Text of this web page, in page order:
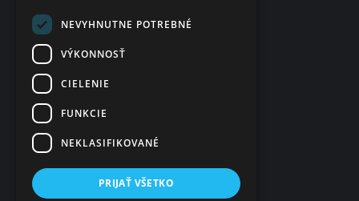
IČO
48 322 989
2120135028
IČ DPH
SK2120135028
NEVYHNUTNE POTREBNÉ
VÝKONNOSŤ
CIELENIE
FUNKCIE
NEKLASIFIKOVANÉ
PRIJAŤ VŠETKO